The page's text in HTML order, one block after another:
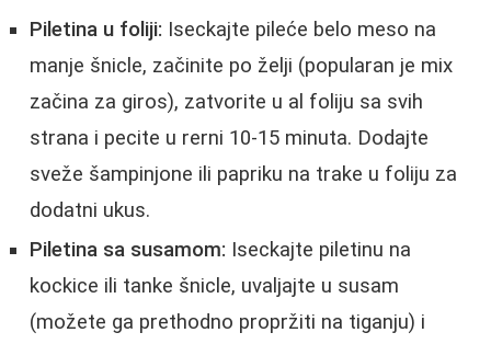
Piletina u foliji: Iseckajte pileće belo meso na
manje šnicle, začinite po želji (popularan je mix
začina za giros), zatvorite u al foliju sa svih
strana i pecite u rerni 10-15 minuta. Dodajte
sveže šampinjone ili papriku na trake u foliju za
dodatni ukus.
Piletina sa susamom: Iseckajte piletinu na
kockice ili tanke šnicle, uvaljajte u susam
(možete ga prethodno propržiti na tiganju) i